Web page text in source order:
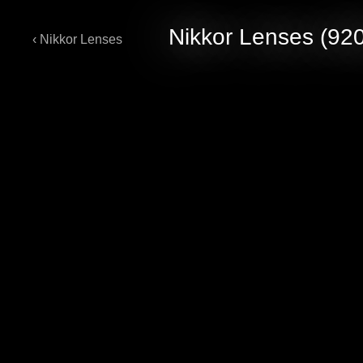
Nikkor Lenses
‹ Nikkor Lenses